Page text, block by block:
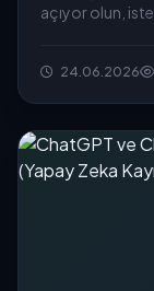
açıyor olun,
24.06.2026